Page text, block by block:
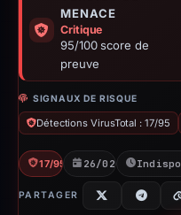
MENACE
Critique
95/100 score de
preuve
SIGNAUX DE RISQUE
Détections VirusTotal : 17/95
17/95 VT 26/02/2026
PARTAGER